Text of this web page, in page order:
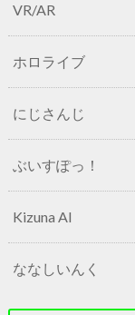
VR/AR
ホロライブ
にじさんじ
ぶいすぽっ！
Kizuna AI
ななしいんく